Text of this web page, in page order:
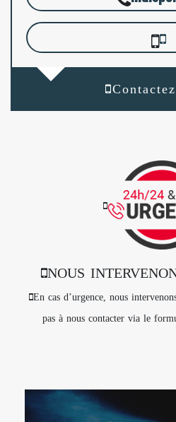
NOUS
En cas d’urgence, nous
pas à nous contacter via le